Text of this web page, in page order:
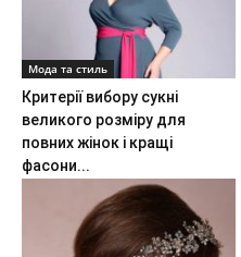
Мода та стиль
Критерії вибору сукні
великого розміру для
повних жінок і кращі
фасони...